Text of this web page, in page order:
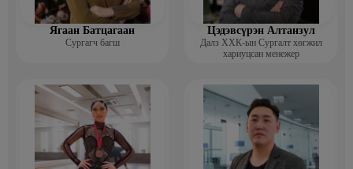
Ягаан Батцагаан
Сургагч багш
Цэдэвсүрэн Алтанзул
Далз ХХК-ын Сургалт хөгжил
хариуцсан менежер